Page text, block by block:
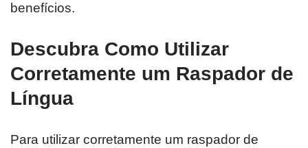
benefícios.
Descubra Como Utilizar
Corretamente um Raspador de
Língua
Para utilizar corretamente um raspador de